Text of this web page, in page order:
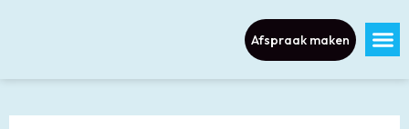
Afspraak maken